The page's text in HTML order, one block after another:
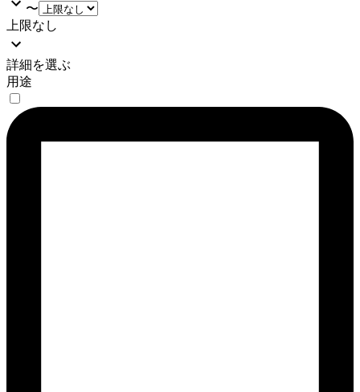
〜
上限なし
詳細を選ぶ
用途